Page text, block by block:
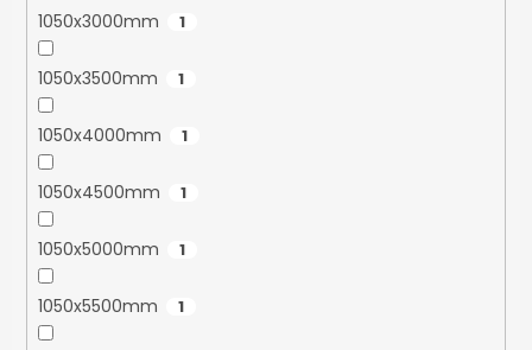
1050x3000mm 1
1050x3500mm 1
1050x4000mm 1
1050x4500mm 1
1050x5000mm 1
1050x5500mm 1